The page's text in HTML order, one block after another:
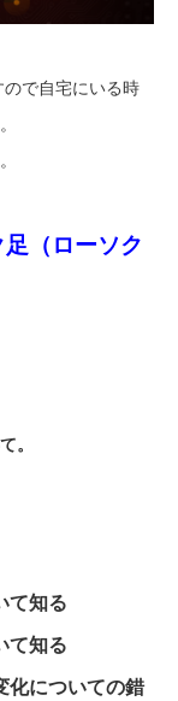
で自宅にいる時
（ローソク
。
て知る
て知る
化についての錯